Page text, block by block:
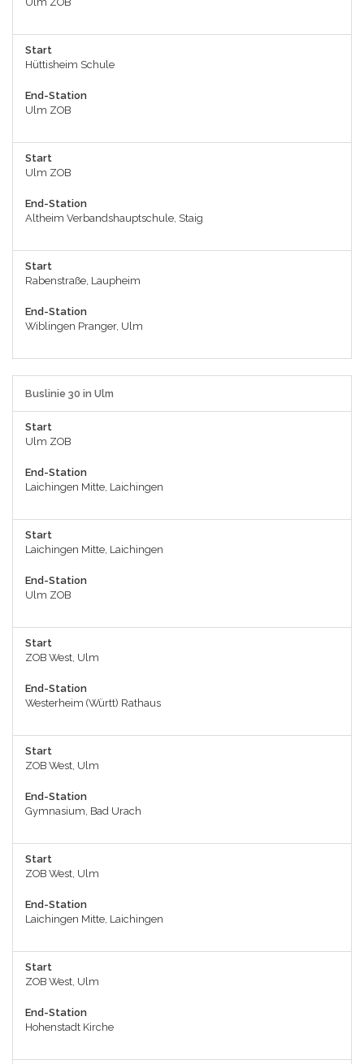
Start
Hüttisheim Schule
End-Station
Ulm ZOB
Start
Ulm ZOB
End-Station
Altheim Verbandshauptschule, Staig
Start
Rabenstraße, Laupheim
End-Station
Wiblingen Pranger, Ulm
Buslinie 30 in Ulm
Start
Ulm ZOB
End-Station
Laichingen Mitte, Laichingen
Start
Laichingen Mitte, Laichingen
End-Station
Ulm ZOB
Start
ZOB West, Ulm
End-Station
Westerheim (Württ) Rathaus
Start
ZOB West, Ulm
End-Station
Gymnasium, Bad Urach
Start
ZOB West, Ulm
End-Station
Laichingen Mitte, Laichingen
Start
ZOB West, Ulm
End-Station
Hohenstadt Kirche